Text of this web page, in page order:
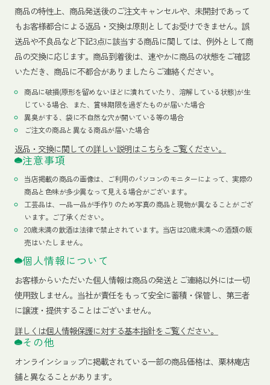
商品の特性上、商品発送後のご注文キャンセルや、未開封であって
もお客様都合による返品・交換は原則としてお受けできません。誤
送品や不良品など下記3点に該当する商品に関しては、例外として商
品の交換に応じます。商品到着後は、速やかに商品の状態をご確認
いただき、商品に不都合がありましたらご連絡ください。
商品に破損(原形を留めないほどに潰れていたり、溶解している状態)が生
じている場合、また、賞味期限を過ぎたものが届いた場合
異臭がする、袋に不自然な穴が開いている等の場合
ご注文の商品と異なる商品が届いた場合
返品・交換に関しての詳しい説明はこちらをご覧ください。
注意事項
当店掲載の商品の画像は、ご利用のパソコンのモニターによって、実際の
商品と色味が多少異なって見える場合がございます。
工芸品は、一品一品が手作りのため写真の商品と現物が異なることがござ
います。ご了承ください。
20歳未満の飲酒は法律で禁止されています。当店は20歳未満への酒類の販
売はいたしません。
個人情報について
お客様からいただいた個人情報は商品の発送とご連絡以外には一切
使用致しません。当社が責任をもって安全に蓄積・保管し、第三者
に譲渡・提供することはございません。
詳しくは個人情報保護に対する基本指針をご覧ください。
その他
オンラインショップに掲載されている一部の商品価格は、栗林庵店
舗と異なることがあります。